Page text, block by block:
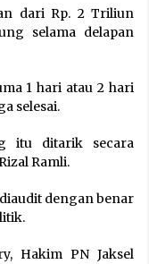
dari Rp. 2 Triliun
selama delapan
1 hari atau 2 hari
selesai.
itu ditarik secara
Ramli.
dengan benar
Hakim PN Jaksel